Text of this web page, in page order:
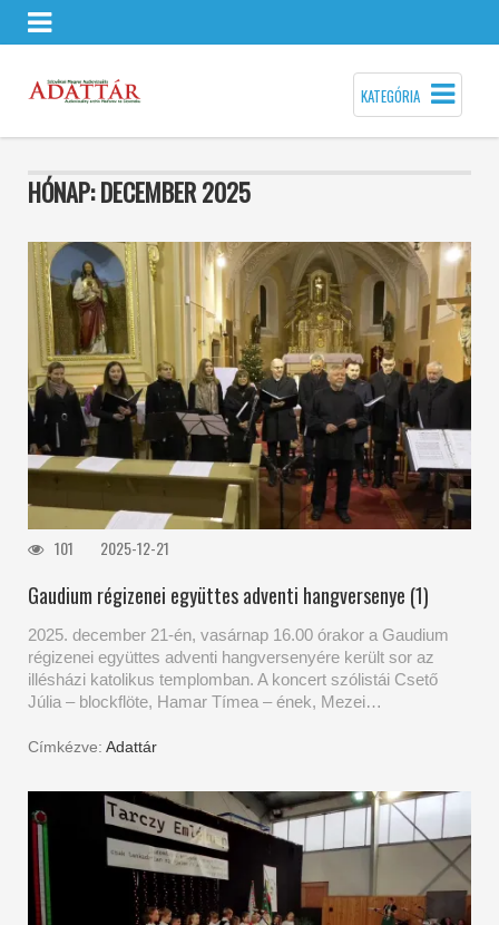
KATEGÓRIA
HÓNAP:DECEMBER 2025
101 2025-12-21
Gaudium régizenei együttes adventi hangversenye (1)
2025. december 21-én, vasárnap 16.00 órakor a Gaudium
régizenei együttes adventi hangversenyére került sor az
illésházi katolikus templomban. A koncert szólistái Csető
Júlia – blockflöte, Hamar Tímea – ének, Mezei…
Címkézve: Adattár